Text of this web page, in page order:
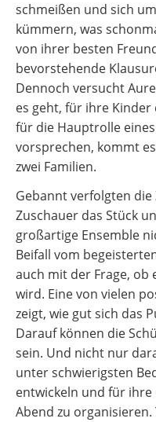
schmeißen und sich
kümmern, was
von ihrer besten
bevorstehende
Dennoch versucht
es geht, für ihre Kinder
für die Hauptrolle
vorsprechen, kommt
zwei Familien.
Gebannt verfolgten
Zuschauer das Stück
großartige Ensemble
Beifall vom
auch mit der Frage, ob
wird. Eine von vielen
zeigt, wie gut sich das
Darauf können die
sein. Und nicht nur
unter schwierigsten
entwickeln und für
Abend zu